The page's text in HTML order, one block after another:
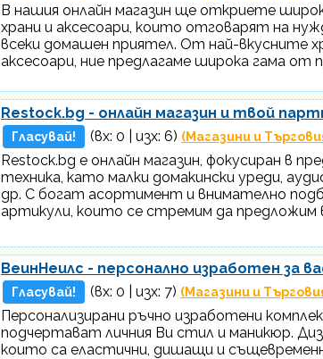
В нашия онлайн магазин ще откриете
храни и аксесоари, които отговарят на
всеки домашен приятел. От най-вкусните
аксесоари, ние предлагаме широка гама от
Restock.bg - онлайн магазин и твой
Гласувай! (вх: 0 | изх: 6) (Магазини и
Restock.bg е онлайн магазин, фокусиран в
техника, като малки домакински уреди,
др. С богат асортимент и внимателно
артикули, които се стремим да предложим
ВеинНеилс - персонално изработен за
Гласувай! (вх: 0 | изх: 7) (Магазини и
Персонализирани ръчно изработени
подчертават личния Ви стил и маникюр.
които са еластични, дишащи и